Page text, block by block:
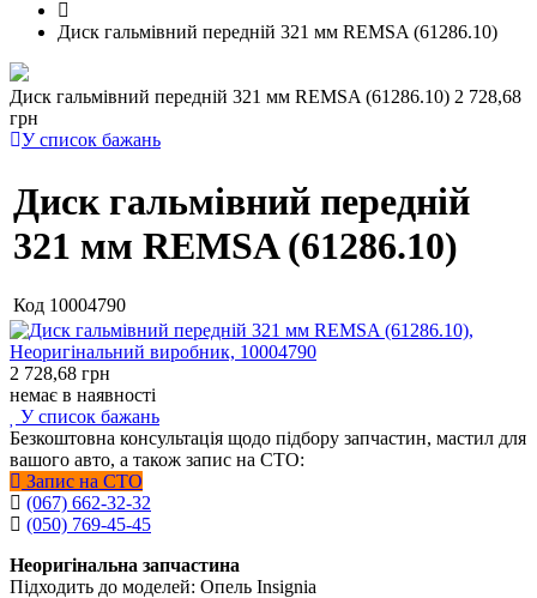
Диск гальмівний передній 321 мм REMSA (61286.10)
Диск гальмівний передній 321 мм REMSA (61286.10) 2 728,68
грн
У список бажань
Диск гальмівний передній
321 мм REMSA (61286.10)
Код 10004790
2 728,68 грн
немає в наявності
У список бажань
Безкоштовна консультація щодо підбору запчастин, мастил для
вашого авто, а також запис на СТО:
Запис на СТО
(067) 662-32-32
(050) 769-45-45
Неоригінальна запчастина
Підходить до моделей: Опель Insignia